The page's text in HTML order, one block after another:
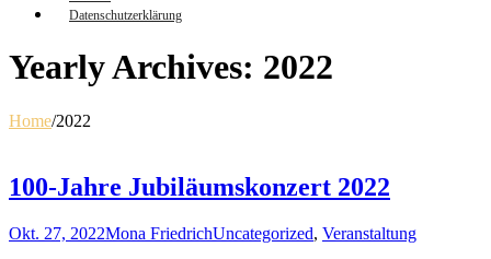
Datenschutzerklärung
Yearly Archives: 2022
Home/2022
100-Jahre Jubiläumskonzert 2022
Okt. 27, 2022Mona FriedrichUncategorized, Veranstaltung